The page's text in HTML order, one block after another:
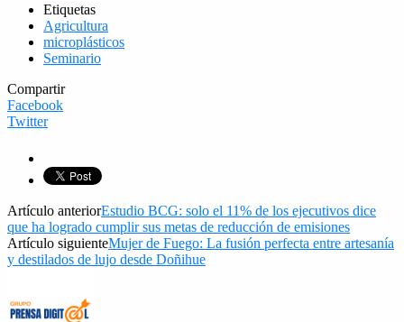
Etiquetas
Agricultura
microplásticos
Seminario
Compartir
Facebook
Twitter
Artículo anteriorEstudio BCG: solo el 11% de los ejecutivos dice
que ha logrado cumplir sus metas de reducción de emisiones
Artículo siguienteMujer de Fuego: La fusión perfecta entre artesanía
y destilados de lujo desde Doñihue